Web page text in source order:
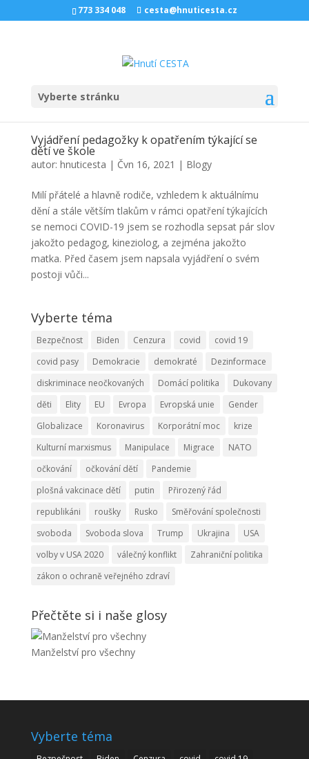
773 334 048 cesta@hnuticesta.cz
Vyberte stránku
Vyjádření pedagožky k opatřením týkající se
dětí ve škole
autor: hnuticesta | Čvn 16, 2021 | Blogy
Milí přátelé a hlavně rodiče, vzhledem k aktuálnímu
dění a stále větším tlakům v rámci opatření týkajících
se nemoci COVID-19 jsem se rozhodla sepsat pár slov
jakožto pedagog, kineziolog, a zejména jakožto
matka. Před časem jsem napsala vyjádření o svém
postoji vůči...
Vyberte téma
Bezpečnost Biden Cenzura covid
covid 19
covid pasy
Demokracie demokraté
Dezinformace
diskriminace neočkovaných
Domácí politika
Dukovany
děti
Elity EU Evropa Evropská unie
Gender
Globalizace
Koronavirus Korporátní moc
krize
Kulturní marxismus
Manipulace Migrace
NATO
očkování
očkování dětí
Pandemie
plošná vakcinace dětí
putin
Přirozený řád
republikáni
roušky Rusko
Směřování společnosti
svoboda
Svoboda slova Trump Ukrajina
USA
volby v USA 2020
válečný konflikt
Zahraniční politika
zákon o ochraně veřejného zdraví
Přečtěte si i naše glosy
Manželství pro všechny
Vyberte téma